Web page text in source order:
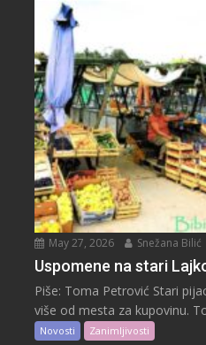
May 27, 2026 Snežana Bilić
Uspomene na stari
Piše: Toma Petrović Stari
više od mesta za kupovinu.
Novosti Zanimljivosti